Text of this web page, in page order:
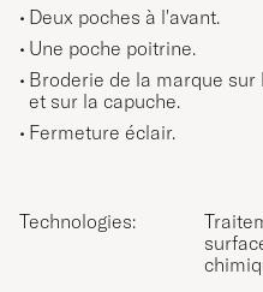
Deux poches à l'avant.
Une poche poitrine.
Broderie de la marque
et sur la capuche.
Fermeture éclair.
Technologies: